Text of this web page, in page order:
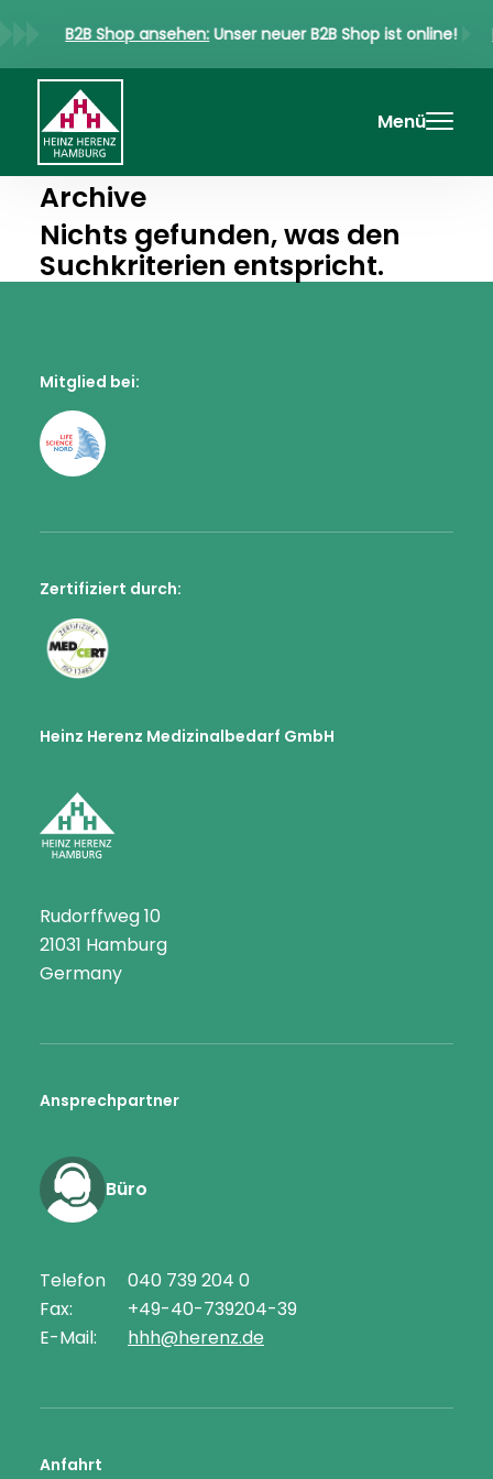
B2B Shop ansehen: Unser neuer B2B Shop ist online!
Menü
Archive
Nichts gefunden, was den
Suchkriterien entspricht.
Mitglied bei:
Zertifiziert durch:
Heinz Herenz Medizinalbedarf GmbH
Rudorffweg 10
21031 Hamburg
Germany
Ansprechpartner
Büro
Telefon
040 739 204 0
Fax:
+49-40-739204-39
E-Mail:
hhh@herenz.de
Anfahrt